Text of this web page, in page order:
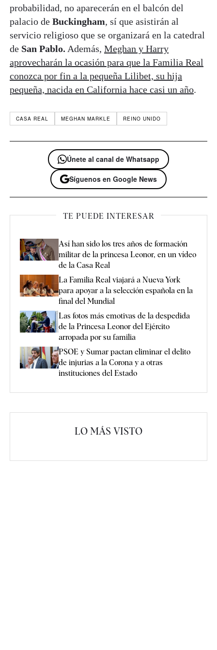
probabilidad, no aparecerán en el balcón del
palacio de Buckingham, sí que asistirán al
servicio religioso que se organizará en la catedral
de San Pablo. Además, Meghan y Harry
aprovecharán la ocasión para que la Familia Real
conozca por fin a la pequeña Lilibet, su hija
pequeña, nacida en California hace casi un año.
CASA REAL MEGHAN MARKLE REINO UNIDO
Únete al canal de Whatsapp
Síguenos en Google News
TE PUEDE INTERESAR
Así han sido los tres años de formación
militar de la princesa Leonor, en un vídeo
de la Casa Real
La Familia Real viajará a Nueva York
para apoyar a la selección española en la
final del Mundial
Las fotos más emotivas de la despedida
de la Princesa Leonor del Ejército
arropada por su familia
PSOE y Sumar pactan eliminar el delito
de injurias a la Corona y a otras
instituciones del Estado
LO MÁS VISTO